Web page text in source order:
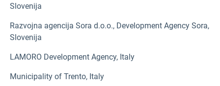
Slovenija
Razvojna agencija Sora d.o.o., Development Agency Sora,
Slovenija
LAMORO Development Agency, Italy
Municipality of Trento, Italy